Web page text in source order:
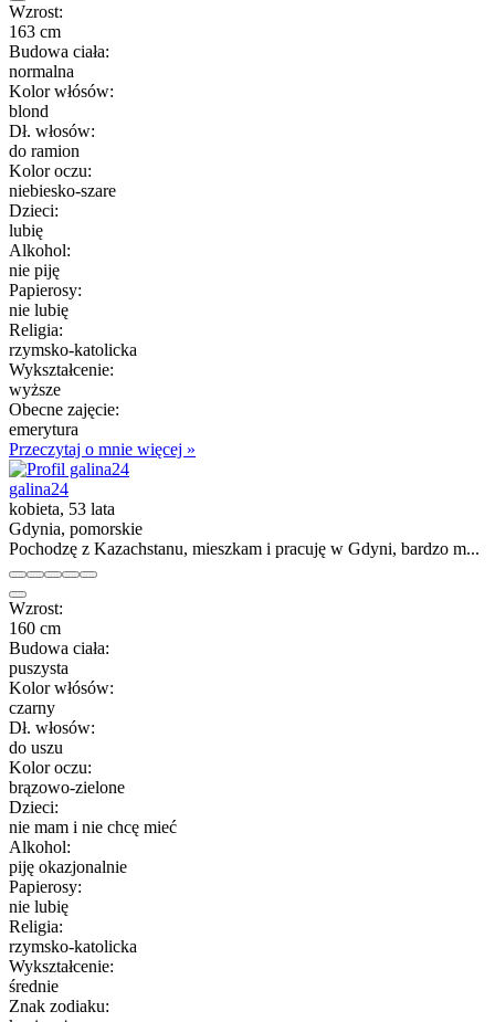
Wzrost:
163 cm
Budowa ciała:
normalna
Kolor włósów:
blond
Dł. włosów:
do ramion
Kolor oczu:
niebiesko-szare
Dzieci:
lubię
Alkohol:
nie piję
Papierosy:
nie lubię
Religia:
rzymsko-katolicka
Wykształcenie:
wyższe
Obecne zajęcie:
emerytura
Przeczytaj o mnie więcej »
galina24
kobieta, 53 lata
Gdynia, pomorskie
Pochodzę z Kazachstanu, mieszkam i pracuję w Gdyni, bardzo m...
Wzrost:
160 cm
Budowa ciała:
puszysta
Kolor włósów:
czarny
Dł. włosów:
do uszu
Kolor oczu:
brązowo-zielone
Dzieci:
nie mam i nie chcę mieć
Alkohol:
piję okazjonalnie
Papierosy:
nie lubię
Religia:
rzymsko-katolicka
Wykształcenie:
średnie
Znak zodiaku: